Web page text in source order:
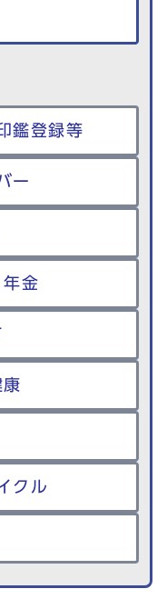
鑑登録等
ー
金
康
クル